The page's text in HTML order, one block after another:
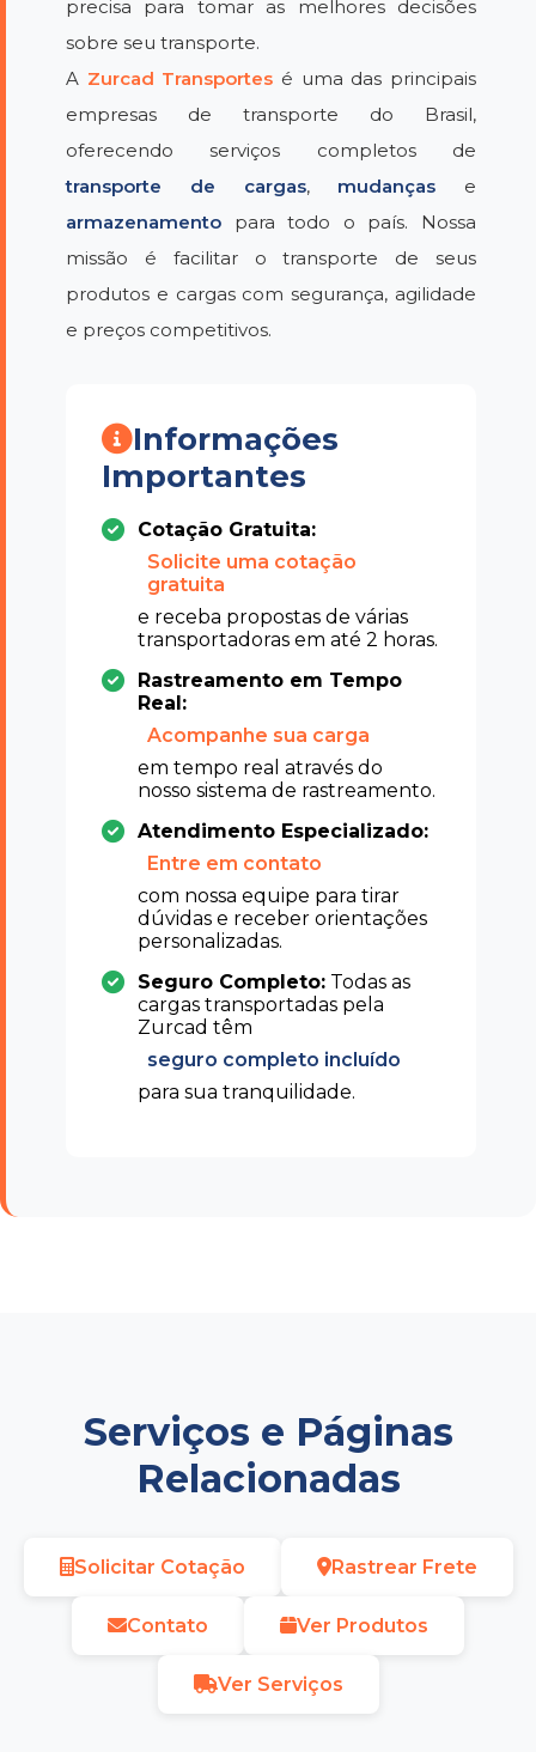
precisa para tomar as melhores decisões
sobre seu transporte.
A Zurcad Transportes é uma das principais
empresas de transporte do Brasil,
oferecendo serviços completos de
transporte de cargas, mudanças e
armazenamento para todo o país. Nossa
missão é facilitar o transporte de seus
produtos e cargas com segurança, agilidade
e preços competitivos.
Informações
Importantes
Cotação Gratuita:
Solicite uma cotação
gratuita
e receba propostas de várias
transportadoras em até 2 horas.
Rastreamento em Tempo
Real:
Acompanhe sua carga
em tempo real através do
nosso sistema de rastreamento.
Atendimento Especializado:
Entre em contato
com nossa equipe para tirar
dúvidas e receber orientações
personalizadas.
Seguro Completo: Todas as
cargas transportadas pela
Zurcad têm
seguro completo incluído
para sua tranquilidade.
Serviços e Páginas
Relacionadas
Solicitar Cotação Rastrear Frete
Contato Ver Produtos
Ver Serviços